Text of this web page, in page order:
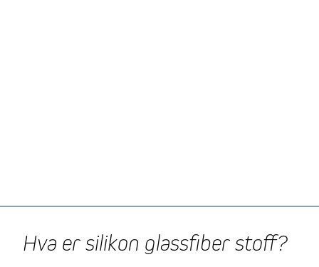
Hva er silikon glassfiber stoff?